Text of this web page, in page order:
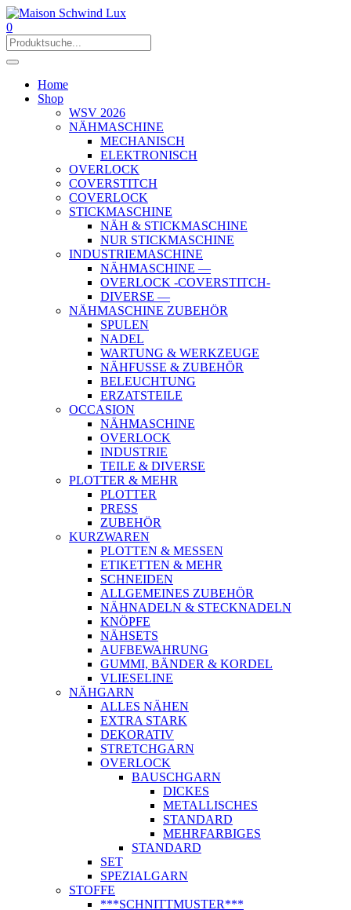
0
Home
Shop
WSV 2026
NÄHMASCHINE
MECHANISCH
ELEKTRONISCH
OVERLOCK
COVERSTITCH
COVERLOCK
STICKMASCHINE
NÄH & STICKMASCHINE
NUR STICKMASCHINE
INDUSTRIEMASCHINE
NÄHMASCHINE —
OVERLOCK -COVERSTITCH-
DIVERSE —
NÄHMASCHINE ZUBEHÖR
SPULEN
NADEL
WARTUNG & WERKZEUGE
NÄHFUSSE & ZUBEHÖR
BELEUCHTUNG
ERZATSTEILE
OCCASION
NÄHMASCHINE
OVERLOCK
INDUSTRIE
TEILE & DIVERSE
PLOTTER & MEHR
PLOTTER
PRESS
ZUBEHÖR
KURZWAREN
PLOTTEN & MESSEN
ETIKETTEN & MEHR
SCHNEIDEN
ALLGEMEINES ZUBEHÖR
NÄHNADELN & STECKNADELN
KNÖPFE
NÄHSETS
AUFBEWAHRUNG
GUMMI, BÄNDER & KORDEL
VLIESELINE
NÄHGARN
ALLES NÄHEN
EXTRA STARK
DEKORATIV
STRETCHGARN
OVERLOCK
BAUSCHGARN
DICKES
METALLISCHES
STANDARD
MEHRFARBIGES
STANDARD
SET
SPEZIALGARN
STOFFE
***SCHNITTMUSTER***